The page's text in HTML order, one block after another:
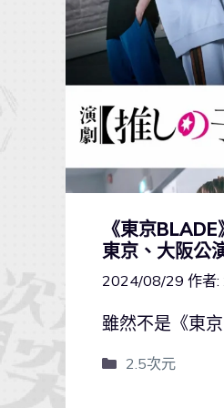
《東京
東京、大阪公
2024/08/29 作者:
雖然不是《東
2.5次元